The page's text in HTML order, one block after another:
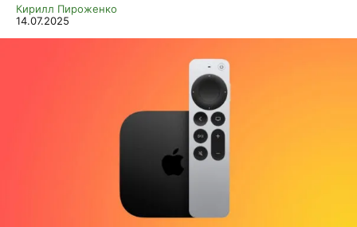
Кирилл Пироженко
14.07.2025